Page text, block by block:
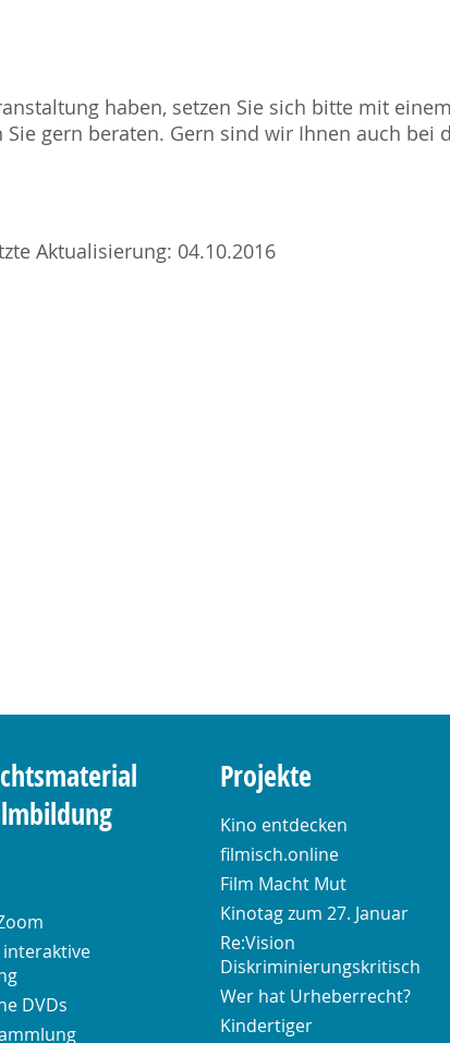
haben, setzen Sie sich bitte mit
gern beraten. Gern sind wir Ihnen auch bei
Aktualisierung: 04.10.2016
DVDs
Projekte
Kino entdecken
filmisch.online
Film Macht Mut
Kinotag zum 27. Januar
Re:Vision
Diskriminierungskritisch
Wer hat Urheberrecht?
Kindertiger